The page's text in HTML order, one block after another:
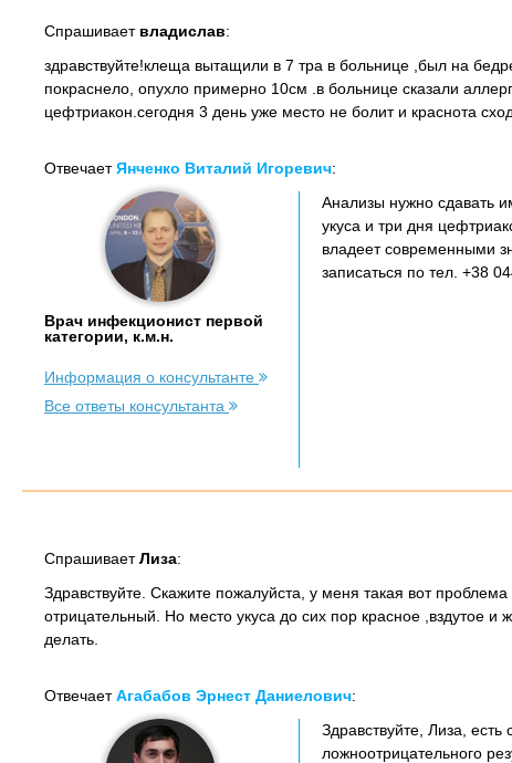
Спрашивает владислав:
здравствуйте!клеща вытащили в 7 тра в больнице ,был на
покраснело, опухло примерно 10см .в больнице сказали
цефтриакон.сегодня 3 день уже место не болит и краснота
ОтвечаетЯнченко Виталий Игоревич:
Врач инфекционист первой
категории, к.м.н.
Информация о консультанте
Все ответы консультанта
Анализы нужно сдавать
укуса и три дня
владеет современными
записаться по тел. +38
СпрашиваетЛиза:
Здравствуйте. Скажите пожалуйста, у меня такая вот
отрицательный. Но место укуса до сих пор красное ,вздутое
делать.
ОтвечаетАгабабов Эрнест Даниелович:
Здравствуйте, Лиза,
ложноотрицательного